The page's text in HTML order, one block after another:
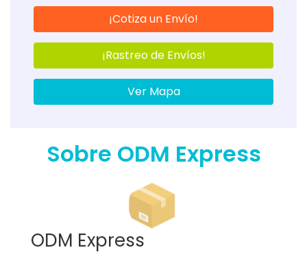
¡Cotiza un Envío!
¡Rastreo de Envíos!
Ver Mapa
Sobre ODM Express
ODM Express